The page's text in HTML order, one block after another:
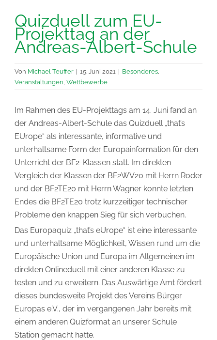
Quizduell zum EU-
Projekttag an der
Andreas-Albert-Schule
Von Michael Teuffer | 15. Juni 2021 | Besonderes
Veranstaltungen Wettbewerbe
Im Rahmen des EU-Projekttags am 14. Juni fand an
der Andreas-Albert-Schule das Quizduell „that’s
EUrope“ als interessante, informative und
unterhaltsame Form der Europainformation für den
Unterricht der BF2-Klassen statt. Im direkten
Vergleich der Klassen der BF2WV20 mit Herrn Roder
und der BF2TE20 mit Herrn Wagner konnte letzten
Endes die BF2TE20 trotz kurzzeitiger technischer
Probleme den knappen Sieg für sich verbuchen.
Das Europaquiz „that’s eUrope“ ist eine interessante
und unterhaltsame Möglichkeit, Wissen rund um die
Europäische Union und Europa im Allgemeinen im
direkten Onlineduell mit einer anderen Klasse zu
testen und zu erweitern. Das Auswärtige Amt fördert
dieses bundesweite Projekt des Vereins Bürger
Europas e.V., der im vergangenen Jahr bereits mit
einem anderen Quizformat an unserer Schule
Station gemacht hatte.